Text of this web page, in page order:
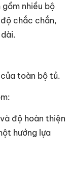
nhiều bộ
chắc chắn,
toàn bộ tủ.
độ hoàn thiện
hướng lựa